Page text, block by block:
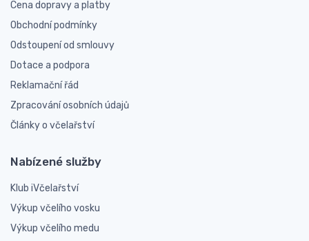
Cena dopravy a platby
Obchodní podmínky
Odstoupení od smlouvy
Dotace a podpora
Reklamační řád
Zpracování osobních údajů
Články o včelařství
Nabízené služby
Klub iVčelařství
Výkup včelího vosku
Výkup včelího medu